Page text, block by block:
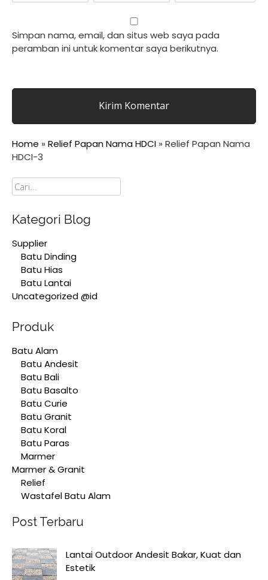
Simpan nama, email, dan situs web saya pada
peramban ini untuk komentar saya berikutnya.
Home » Relief Papan Nama HDCI » Relief Papan Nama
HDCI-3
Cari
Kategori Blog
Supplier
Batu Dinding
Batu Hias
Batu Lantai
Uncategorized @id
Produk
Batu Alam
Batu Andesit
Batu Bali
Batu Basalto
Batu Curie
Batu Granit
Batu Koral
Batu Paras
Marmer
Marmer & Granit
Relief
Wastafel Batu Alam
Post Terbaru
Lantai Outdoor Andesit Bakar, Kuat dan
Estetik